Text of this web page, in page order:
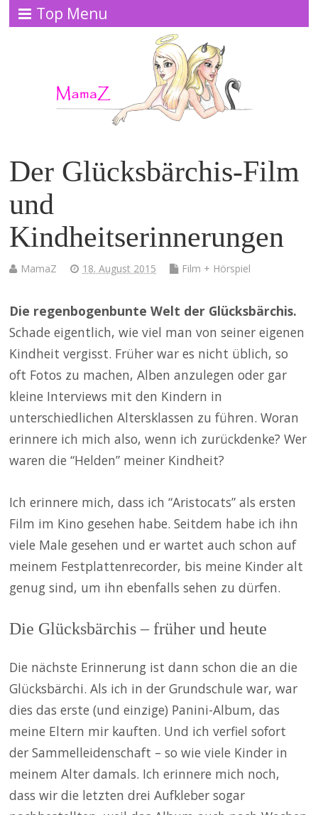
Top Menu
Der Glücksbärchis-Film
und
Kindheitserinnerungen
MamaZ 18. August 2015 Film + Hörspiel
Die regenbogenbunte Welt der Glücksbärchis.
Schade eigentlich, wie viel man von seiner eigenen
Kindheit vergisst. Früher war es nicht üblich, so
oft Fotos zu machen, Alben anzulegen oder gar
kleine Interviews mit den Kindern in
unterschiedlichen Altersklassen zu führen. Woran
erinnere ich mich also, wenn ich zurückdenke? Wer
waren die “Helden” meiner Kindheit?
Ich erinnere mich, dass ich “Aristocats” als ersten
Film im Kino gesehen habe. Seitdem habe ich ihn
viele Male gesehen und er wartet auch schon auf
meinem Festplattenrecorder, bis meine Kinder alt
genug sind, um ihn ebenfalls sehen zu dürfen.
Die Glücksbärchis – früher und heute
Die nächste Erinnerung ist dann schon die an die
Glücksbärchi. Als ich in der Grundschule war, war
dies das erste (und einzige) Panini-Album, das
meine Eltern mir kauften. Und ich verfiel sofort
der Sammelleidenschaft – so wie viele Kinder in
meinem Alter damals. Ich erinnere mich noch,
dass wir die letzten drei Aufkleber sogar